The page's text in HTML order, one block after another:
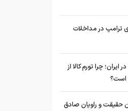
ترامپ در مداخلات
چرا تورم کالا از
است؟
حقیقت و راویان صادق